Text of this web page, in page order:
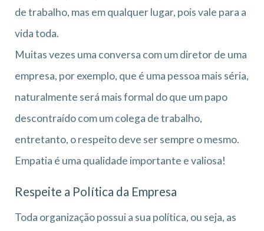
de trabalho, mas em qualquer lugar, pois vale para a
vida toda.
Muitas vezes uma conversa com um diretor de uma
empresa, por exemplo, que é uma pessoa mais séria,
naturalmente será mais formal do que um papo
descontraído com um colega de trabalho,
entretanto, o respeito deve ser sempre o mesmo.
Empatia é uma qualidade importante e valiosa!
Respeite a Política da Empresa
Toda organização possui a sua política, ou seja, as